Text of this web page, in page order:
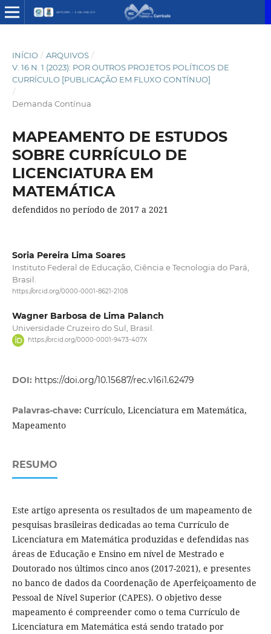
INÍCIO / ARQUIVOS /
V. 16 N. 1 (2023): POR OUTROS PROJETOS POLÍTICOS DE
CURRÍCULO [PUBLICAÇÃO EM FLUXO CONTÍNUO]
/
Demanda Contínua
MAPEAMENTO DE ESTUDOS
SOBRE CURRÍCULO DE
LICENCIATURA EM
MATEMÁTICA
defendidos no período de 2017 a 2021
Soria Pereira Lima Soares
Instituto Federal de Educação, Ciência e Tecnologia do Pará,
Brasil.
https://orcid.org/0000-0001-8621-2108
Wagner Barbosa de Lima Palanch
Universidade Cruzeiro do Sul, Brasil.
https://orcid.org/0000-0001-9473-407X
DOI: https://doi.org/10.15687/rec.v16i1.62479
Palavras-chave: Currículo, Licenciatura em Matemática,
Mapeamento
RESUMO
Este artigo apresenta os resultados de um mapeamento de
pesquisas brasileiras dedicadas ao tema Currículo de
Licenciatura em Matemática produzidas e defendidas nas
áreas de Educação e Ensino em nível de Mestrado e
Doutorado nos últimos cinco anos (2017-2021), e presentes
no banco de dados da Coordenação de Aperfeiçoamento de
Pessoal de Nível Superior (CAPES). O objetivo desse
mapeamento é compreender como o tema Currículo de
Licenciatura em Matemática está sendo tratado por